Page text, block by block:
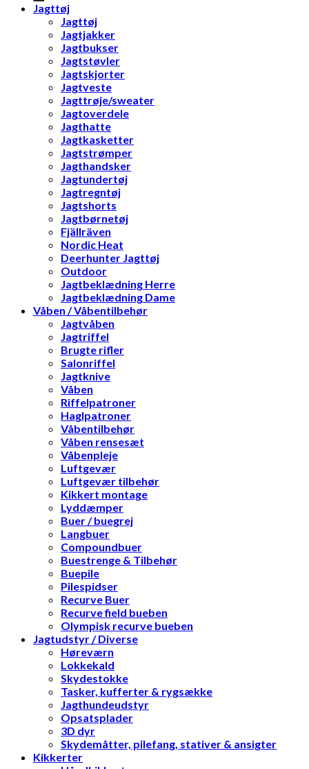
Jagttøj
Jagttøj
Jagtjakker
Jagtbukser
Jagtstøvler
Jagtskjorter
Jagtveste
Jagttrøje/sweater
Jagtoverdele
Jagthatte
Jagtkasketter
Jagtstrømper
Jagthandsker
Jagtundertøj
Jagtregntøj
Jagtshorts
Jagtbørnetøj
Fjällräven
Nordic Heat
Deerhunter Jagttøj
Outdoor
Jagtbeklædning Herre
Jagtbeklædning Dame
Våben / Våbentilbehør
Jagtvåben
Jagtriffel
Brugte rifler
Salonriffel
Jagtknive
Våben
Riffelpatroner
Haglpatroner
Våbentilbehør
Våben rensesæt
Våbenpleje
Luftgevær
Luftgevær tilbehør
Kikkert montage
Lyddæmper
Buer / buegrej
Langbuer
Compoundbuer
Buestrenge & Tilbehør
Buepile
Pilespidser
Recurve Buer
Recurve field bueben
Olympisk recurve bueben
Jagtudstyr / Diverse
Høreværn
Lokkekald
Skydestokke
Tasker, kufferter & rygsække
Jagthundeudstyr
Opsatsplader
3D dyr
Skydemåtter, pilefang, stativer & ansigter
Kikkerter